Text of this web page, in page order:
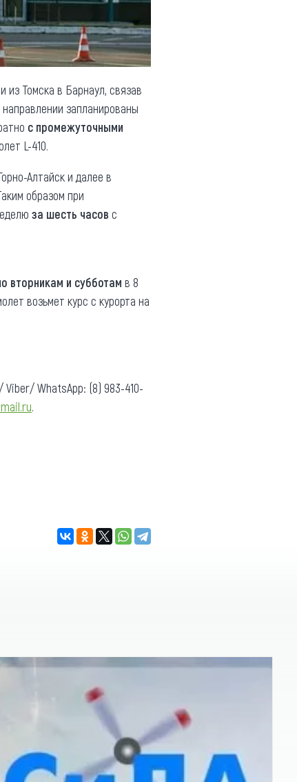
из Томска в Барнаул, связав
запланированы
с промежуточными
L-410.
Алтайск и далее в
образом при
за шесть часов с
вторникам и субботам в 8
возьмет курс с курорта на
Viber/ WhatsApp: (8) 983-410-
.